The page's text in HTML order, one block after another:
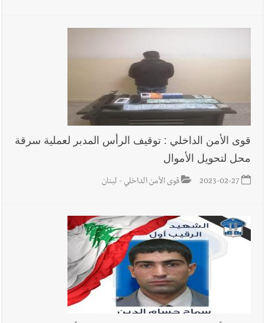
قوى الأمن الداخلي : توقيف الرأس المدبر لعملية سرقة
محل لتحويل الأموال
2023-02-27 قوى الأمن الداخلي - لبنان